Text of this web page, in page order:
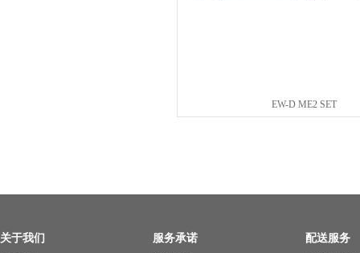
EW-D ME2 SET
关于我们 服务承诺 配送服务